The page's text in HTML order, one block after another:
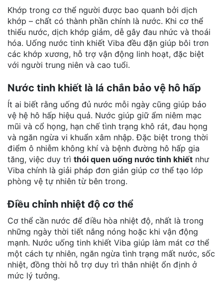
Khớp trong cơ thể người được bao quanh bởi dịch
khớp – chất có thành phần chính là nước. Khi cơ thể
thiếu nước, dịch khớp giảm, dễ gây đau nhức và thoái
hóa. Uống nước tinh khiết Viba đều đặn giúp bôi trơn
các khớp xương, hỗ trợ vận động linh hoạt, đặc biệt
với người trung niên và cao tuổi.
Nước tinh khiết là lá chắn bảo vệ hô hấp
Ít ai biết rằng uống đủ nước mỗi ngày cũng giúp bảo
vệ hệ hô hấp hiệu quả. Nước giúp giữ ẩm niêm mạc
mũi và cổ họng, hạn chế tình trạng khô rát, đau họng
và ngăn ngừa vi khuẩn xâm nhập. Đặc biệt trong thời
điểm ô nhiễm không khí và bệnh đường hô hấp gia
tăng, việc duy trì thói quen uống nước tinh khiết như
Viba chính là giải pháp đơn giản giúp cơ thể tạo lớp
phòng vệ tự nhiên từ bên trong.
Điều chỉnh nhiệt độ cơ thể
Cơ thể cần nước để điều hòa nhiệt độ, nhất là trong
những ngày thời tiết nắng nóng hoặc khi vận động
mạnh. Nước uống tinh khiết Viba giúp làm mát cơ thể
một cách tự nhiên, ngăn ngừa tình trạng mất nước, sốc
nhiệt, đồng thời hỗ trợ duy trì thân nhiệt ổn định ở
mức lý tưởng.